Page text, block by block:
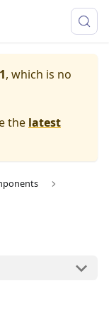
, which is no
the latest